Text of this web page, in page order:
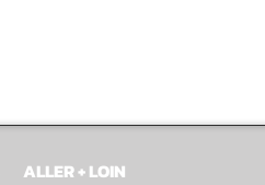
ALLER + LOIN